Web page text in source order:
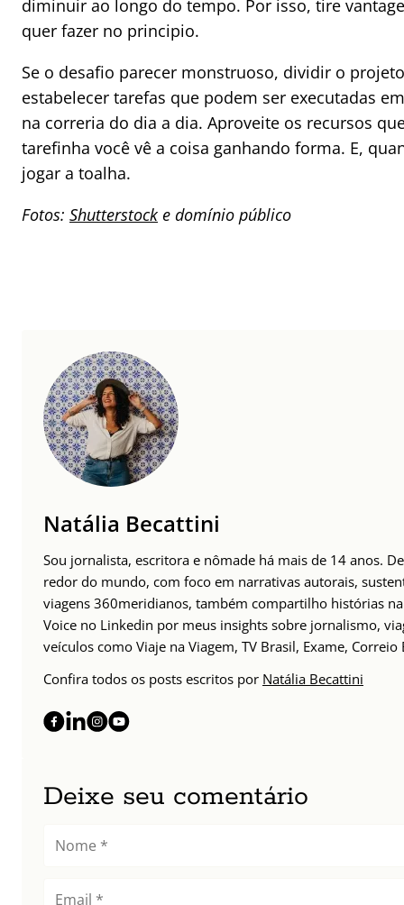
diminuir ao longo do tempo. Por isso, tire
quer fazer no principio.
Se o desafio parecer monstruoso, dividir o
estabelecer tarefas que podem ser executadas
na correria do dia a dia. Aproveite os recursos
tarefinha você vê a coisa ganhando forma. E,
jogar a toalha.
Fotos: Shutterstock e domínio público
Natália Becattini
Sou jornalista, escritora e nômade há mais de 14 anos.
redor do mundo, com foco em narrativas autorais,
viagens 360meridianos, também compartilho histórias
Voice no Linkedin por meus insights sobre jornalismo,
veículos como Viaje na Viagem, TV Brasil, Exame,
Confira todos os posts escritos por Natália Becattini
Deixe seu comentário